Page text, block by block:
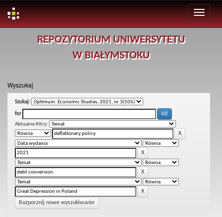
REPOZYTORIUM UNIWERSYTETU
W BIAŁYMSTOKU
Wyszukaj
Szukaj:
for
Aktualne filtry:
Rozpocznij nowe wyszukiwanie